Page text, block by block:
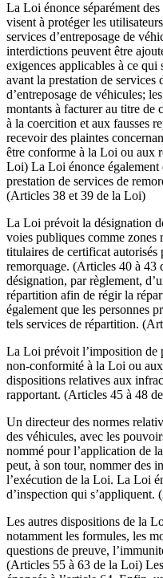
La Loi énonce séparément
visent à protéger les
services d’entreposage de
interdictions peuvent être
exigences applicables à ce qui
avant la prestation de services
d’entreposage de véhicules;
montants à facturer au titre de
à la coercition et aux fausses
recevoir des plaintes
être conforme à la Loi ou aux
Loi) La Loi énonce également
prestation de services de
(Articles 38 et 39 de la Loi)
La Loi prévoit la désignation
voies publiques comme zones
titulaires de certificat
remorquage. (Articles 40 à
désignation, par règlement,
répartition afin de régir la
également que les personnes
tels services de répartition.
La Loi prévoit l’imposition de
non-conformité à la Loi ou
dispositions relatives aux
rapportant. (Articles 45 à 48
Un directeur des normes
des véhicules, avec les
nommé pour l’application de
peut, à son tour, nommer des
l’exécution de la Loi. La Loi
d’inspection qui
Les autres dispositions de la
notamment les formules, les
questions de preuve,
(Articles 55 à 63 de la Loi)